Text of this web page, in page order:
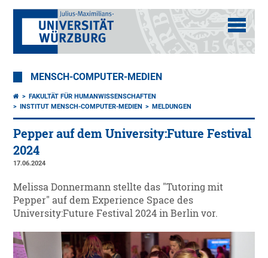
MENSCH-COMPUTER-MEDIEN
FAKULTÄT FÜR HUMANWISSENSCHAFTEN
INSTITUT MENSCH-COMPUTER-MEDIEN
MELDUNGEN
Pepper auf dem University:Future Festival
2024
17.06.2024
Melissa Donnermann stellte das "Tutoring mit
Pepper" auf dem Experience Space des
University:Future Festival 2024 in Berlin vor.